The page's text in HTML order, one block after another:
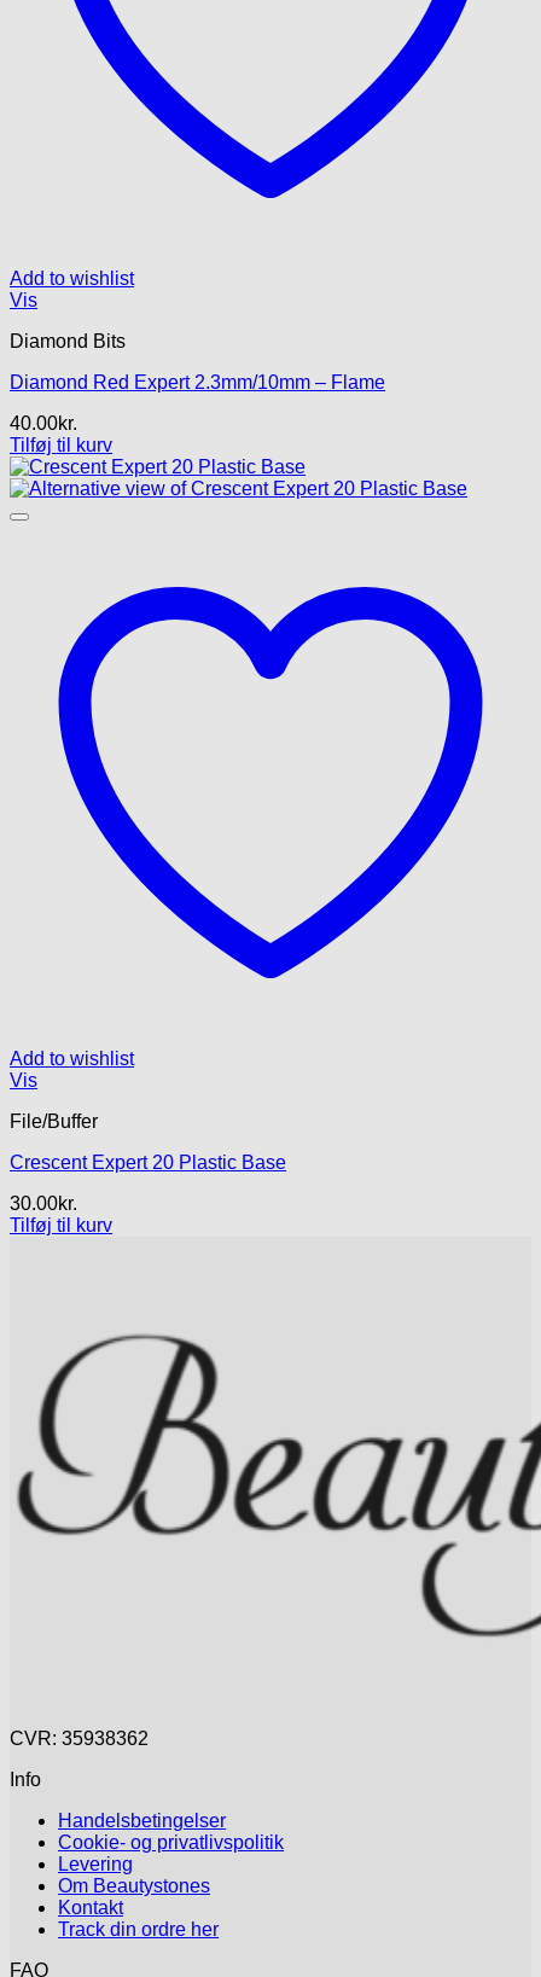
Add to wishlist
Vis
Diamond Bits
Diamond Red Expert 2.3mm/10mm – Flame
40.00kr.
Tilføj til kurv
Add to wishlist
Vis
File/Buffer
Crescent Expert 20 Plastic Base
30.00kr.
Tilføj til kurv
CVR: 35938362
Info
Handelsbetingelser
Cookie- og privatlivspolitik
Levering
Om Beautystones
Kontakt
Track din ordre her
FAQ